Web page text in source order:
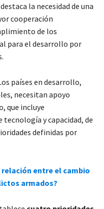
destaca la necesidad de una
cooperación
de los
para el desarrollo por
países en desarrollo,
necesitan apoyo
que incluye
y capacidad, de
definidas por
relación entre el cambio
armados?